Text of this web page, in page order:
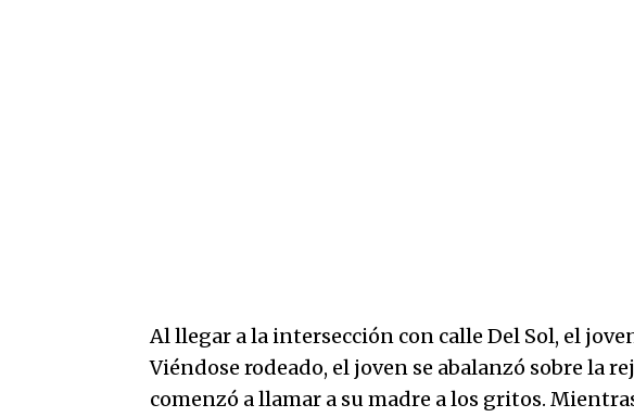
Al llegar a la intersección con calle Del Sol, el
Viéndose rodeado, el joven se abalanzó sobre la
comenzó a llamar a su madre a los gritos.